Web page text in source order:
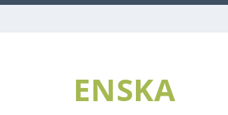
ENSKA